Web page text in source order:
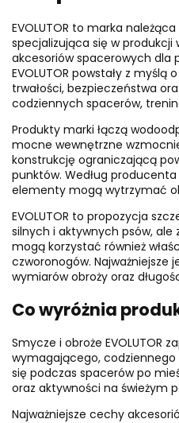
EVOLUTOR to marka
specjalizująca się w produkcji
akcesoriów spacerowych dla
EVOLUTOR powstały z
trwałości, bezpieczeństwa
codziennych spacerów,
Produkty marki łączą
mocne wewnętrzne
konstrukcję ograniczającą
punktów. Według
elementy mogą wytrzymać
EVOLUTOR to propozycja
silnych i aktywnych psów, ale
mogą korzystać również
czworonogów. Najważniejsze
wymiarów obroży oraz
Co wyróżnia
Smycze i obroże EVOLUTOR
wymagającego, codziennego
się podczas spacerów po
oraz aktywności na świeżym
Najważniejsze cechy